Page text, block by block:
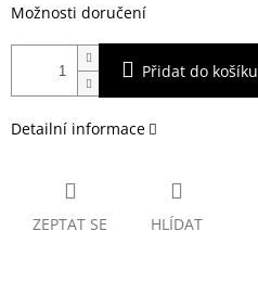
Možnosti doručení
Přidat do košíku
Detailní informace
ZEPTAT SE HLÍDAT